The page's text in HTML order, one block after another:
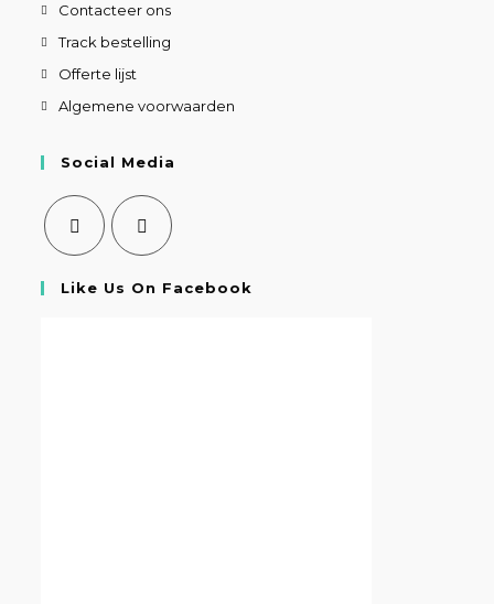
Contacteer ons
Track bestelling
Offerte lijst
Algemene voorwaarden
Social Media
Like Us On Facebook